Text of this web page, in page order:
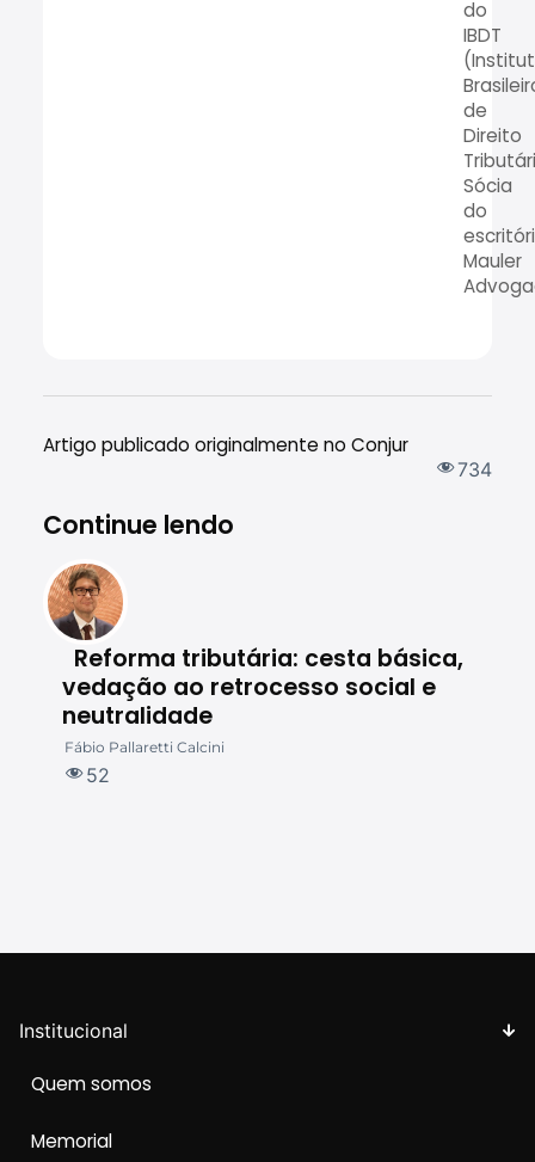
do
IBDT
de
Direito
Sócia
do
Mauler
Artigo publicado originalmente no Conjur
734
Continue lendo
Reforma tributária: cesta básica,
vedação ao retrocesso social e
neutralidade
Fábio Pallaretti Calcini
52
Institucional
Quem somos
Memorial